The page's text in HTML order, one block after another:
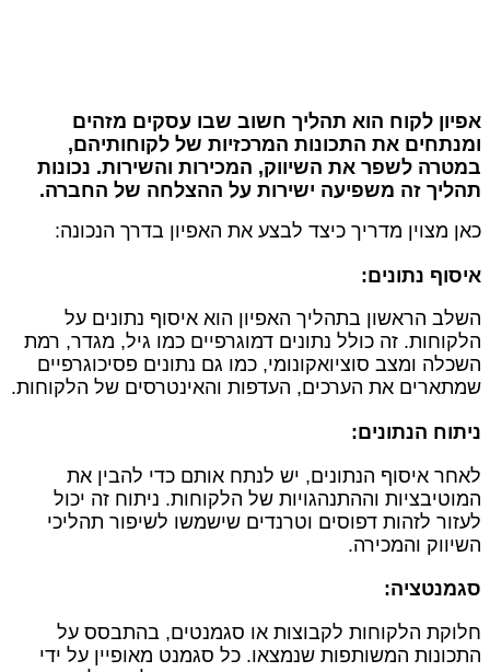
אפיון לקוח הוא תהליך חשוב שבו עסקים מזהים
ומנתחים את התכונות המרכזיות של לקוחותיהם,
במטרה לשפר את השיווק, המכירות והשירות. נכונות
תהליך זה משפיעה ישירות על ההצלחה של החברה.
כאן מצוין מדריך כיצד לבצע את האפיון בדרך הנכונה:
איסוף נתונים:
השלב הראשון בתהליך האפיון הוא איסוף נתונים על
הלקוחות. זה כולל נתונים דמוגרפיים כמו גיל, מגדר, רמת
השכלה ומצב סוציואקונומי, כמו גם נתונים פסיכוגרפיים
שמתארים את הערכים, העדפות והאינטרסים של הלקוחות.
ניתוח הנתונים:
לאחר איסוף הנתונים, יש לנתח אותם כדי להבין את
המוטיבציות וההתנהגויות של הלקוחות. ניתוח זה יכול
לעזור לזהות דפוסים וטרנדים שישמשו לשיפור תהליכי
השיווק והמכירה.
סגמנטציה:
חלוקת הלקוחות לקבוצות או סגמנטים, בהתבסס על
התכונות המשותפות שנמצאו. כל סגמנט מאופיין על ידי